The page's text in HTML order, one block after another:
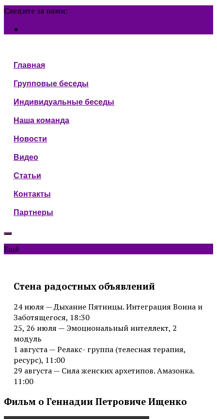
Следите за нами:
Главная
Групповые беседы
Индивидуальные беседы
Наша команда
Новости
Видео
Статьи
Контакты
Партнеры
Ещё
Стена радостных объявлений
24 июля — Дыхание Пятницы. Интеграция Воина и
Заботящегося, 18:30
25, 26 июля — Эмоциональный интеллект, 2
модуль
1 августа — Релакс- группа (телесная терапия,
ресурс), 11:00
29 августа — Сила женских архетипов. Амазонка.
11:00
Фильм о Геннадии Петровиче Ищенко